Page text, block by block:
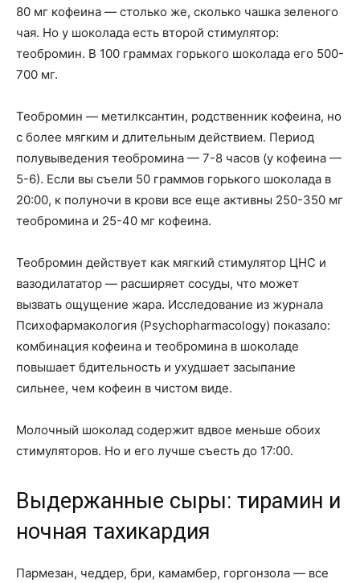
80 мг кофеина — столько же, сколько чашка зеленого
чая. Но у шоколада есть второй стимулятор:
теобромин. В 100 граммах горького шоколада его 500-
700 мг.
Теобромин — метилксантин, родственник кофеина, но
с более мягким и длительным действием. Период
полувыведения теобромина — 7-8 часов (у кофеина —
5-6). Если вы съели 50 граммов горького шоколада в
20:00, к полуночи в крови все еще активны 250-350 мг
теобромина и 25-40 мг кофеина.
Теобромин действует как мягкий стимулятор ЦНС и
вазодилататор — расширяет сосуды, что может
вызвать ощущение жара. Исследование из журнала
Психофармакология (Psychopharmacology) показало:
комбинация кофеина и теобромина в шоколаде
повышает бдительность и ухудшает засыпание
сильнее, чем кофеин в чистом виде.
Молочный шоколад содержит вдвое меньше обоих
стимуляторов. Но и его лучше съесть до 17:00.
Выдержанные сыры: тирамин и
ночная тахикардия
Пармезан, чеддер, бри, камамбер, горгонзола — все